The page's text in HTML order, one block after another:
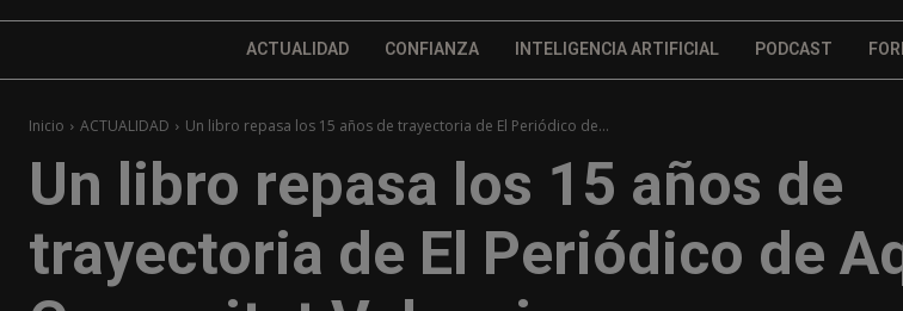
ACTUALIDAD CONFIANZA INTELIGENCIA ARTIFICIAL PODCAST
Inicio ACTUALIDAD Un libro repasa los 15 años de trayectoria de El Periódico de...
Un libro repasa los 15 años de
trayectoria de El Periódico de